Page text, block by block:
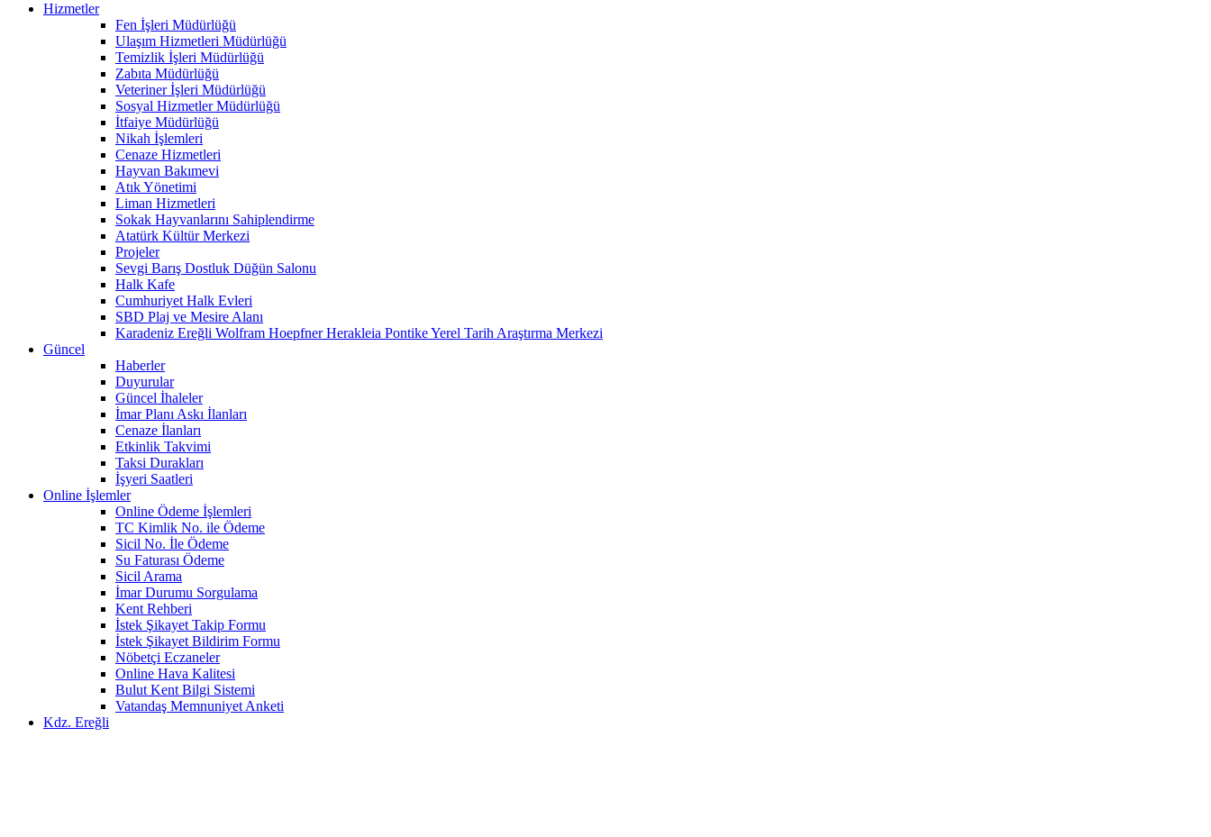
Hizmetler
Fen İşleri Müdürlüğü
Ulaşım Hizmetleri Müdürlüğü
Temizlik İşleri Müdürlüğü
Zabıta Müdürlüğü
Veteriner İşleri Müdürlüğü
Sosyal Hizmetler Müdürlüğü
İtfaiye Müdürlüğü
Nikah İşlemleri
Cenaze Hizmetleri
Hayvan Bakımevi
Atık Yönetimi
Liman Hizmetleri
Sokak Hayvanlarını Sahiplendirme
Atatürk Kültür Merkezi
Projeler
Sevgi Barış Dostluk Düğün Salonu
Halk Kafe
Cumhuriyet Halk Evleri
SBD Plaj ve Mesire Alanı
Karadeniz Ereğli Wolfram Hoepfner Herakleia Pontike Yerel Tarih Araştırma Merkezi
Güncel
Haberler
Duyurular
Güncel İhaleler
İmar Planı Askı İlanları
Cenaze İlanları
Etkinlik Takvimi
Taksi Durakları
İşyeri Saatleri
Online İşlemler
Online Ödeme İşlemleri
TC Kimlik No. ile Ödeme
Sicil No. İle Ödeme
Su Faturası Ödeme
Sicil Arama
İmar Durumu Sorgulama
Kent Rehberi
İstek Şikayet Takip Formu
İstek Şikayet Bildirim Formu
Nöbetçi Eczaneler
Online Hava Kalitesi
Bulut Kent Bilgi Sistemi
Vatandaş Memnuniyet Anketi
Kdz. Ereğli